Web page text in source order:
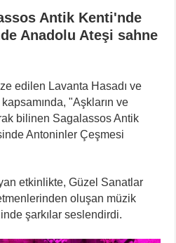
Antik Kenti'nde
Anadolu Ateşi sahne
edilen Lavanta Hasadı ve
"Aşkların ve
bilinen Sagalassos Antik
Antoninler Çeşmesi
etkinlikte, Güzel Sanatlar
oluşan müzik
şarkılar seslendirdi.